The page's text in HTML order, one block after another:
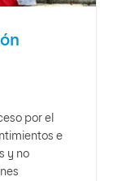
por el
e
y no